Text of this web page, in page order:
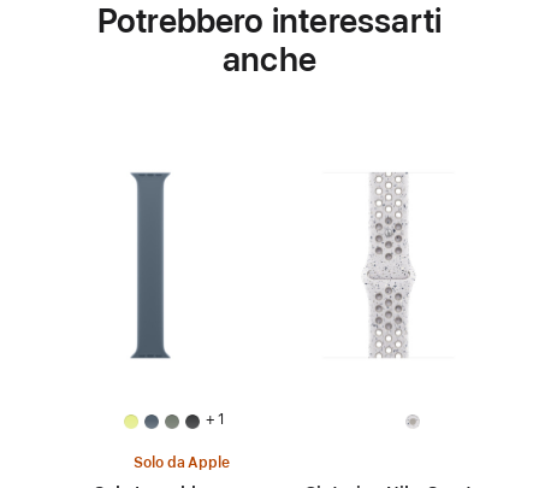
Potrebbero interessarti
anche
+ 1
Solo da Apple